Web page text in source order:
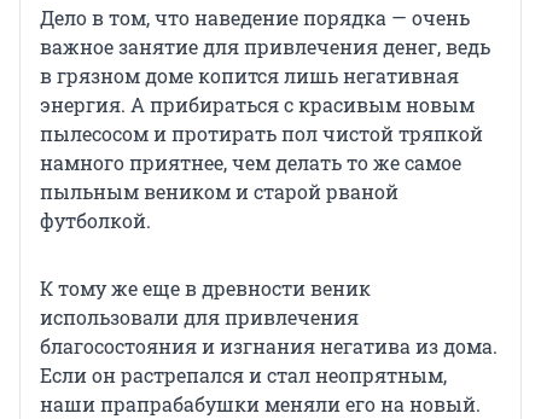
Дело в том, что наведение порядка — очень
важное занятие для привлечения денег, ведь
в грязном доме копится лишь негативная
энергия. А прибираться с красивым новым
пылесосом и протирать пол чистой тряпкой
намного приятнее, чем делать то же самое
пыльным веником и старой рваной
футболкой.
К тому же еще в древности веник
использовали для привлечения
благосостояния и изгнания негатива из дома.
Если он растрепался и стал неопрятным,
наши прапрабабушки меняли его на новый.